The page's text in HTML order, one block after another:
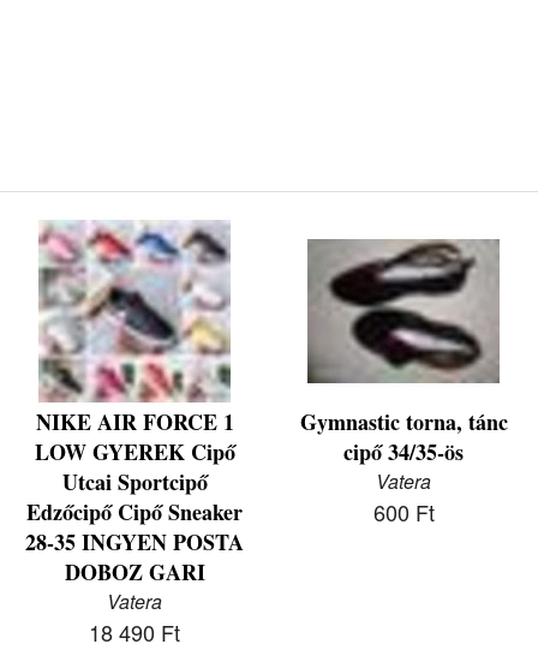
NIKE AIR FORCE 1
LOW GYEREK Cipő
Utcai Sportcipő
Edzőcipő Cipő Sneaker
28-35 INGYEN POSTA
DOBOZ GARI
Vatera
18 490 Ft
Gymnastic torna, tánc
cipő 34/35-ös
Vatera
600 Ft